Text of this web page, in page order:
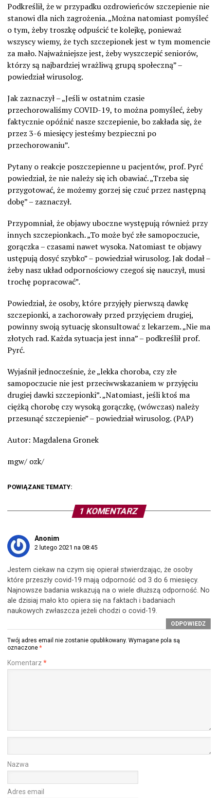
Podkreślił, że w przypadku ozdrowieńców szczepienie nie
stanowi dla nich zagrożenia. „Można natomiast pomyśleć
o tym, żeby troszkę odpuścić te kolejkę, ponieważ
wszyscy wiemy, że tych szczepionek jest w tym momencie
za mało. Najważniejsze jest, żeby wyszczepić seniorów,
którzy są najbardziej wrażliwą grupą społeczną” –
powiedział wirusolog.
Jak zaznaczył – „Jeśli w ostatnim czasie
przechorowaliśmy COVID-19, to można pomyśleć, żeby
faktycznie opóźnić nasze szczepienie, bo zakłada się, że
przez 3-6 miesięcy jesteśmy bezpieczni po
przechorowaniu”.
Pytany o reakcje poszczepienne u pacjentów, prof. Pyrć
powiedział, że nie należy się ich obawiać. „Trzeba się
przygotować, że możemy gorzej się czuć przez następną
dobę” – zaznaczył.
Przypomniał, że objawy uboczne występują również przy
innych szczepionkach. „To może być złe samopoczucie,
gorączka – czasami nawet wysoka. Natomiast te objawy
ustępują dosyć szybko” – powiedział wirusolog. Jak dodał –
żeby nasz układ odpornościowy czegoś się nauczył, musi
trochę popracować”.
Powiedział, że osoby, które przyjęły pierwszą dawkę
szczepionki, a zachorowały przed przyjęciem drugiej,
powinny swoją sytuację skonsultować z lekarzem. „Nie ma
złotych rad. Każda sytuacja jest inna” – podkreślił prof.
Pyrć.
Wyjaśnił jednocześnie, że „lekka choroba, czy złe
samopoczucie nie jest przeciwwskazaniem w przyjęciu
drugiej dawki szczepionki”. „Natomiast, jeśli ktoś ma
ciężką chorobę czy wysoką gorączkę, (wówczas) należy
przesunąć szczepienie” – powiedział wirusolog. (PAP)
Autor: Magdalena Gronek
mgw/ ozk/
POWIĄZANE TEMATY:
1 KOMENTARZ
Anonim
2 lutego 2021 na 08:45
Jestem ciekaw na czym się opierał stwierdzając, że osoby
które przeszły covid-19 mają odporność od 3 do 6 miesięcy.
Najnowsze badania wskazują na o wiele dłuższą odporność. No
ale dzisiaj mało kto opiera się na faktach i badaniach
naukowych zwłaszcza jeżeli chodzi o covid-19.
ODPOWIEDZ
Twój adres email nie zostanie opublikowany. Wymagane pola są
oznaczone *
Komentarz *
Nazwa
Adres email